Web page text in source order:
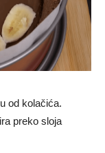
od kolačića.
preko sloja